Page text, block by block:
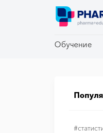
Обучение
Обучение